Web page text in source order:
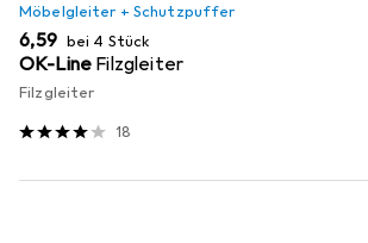
Möbelgleiter + Schutzpuffer
EUR
6,59 bei 4 Stück
OK-Line Filzgleiter
Filzgleiter
18